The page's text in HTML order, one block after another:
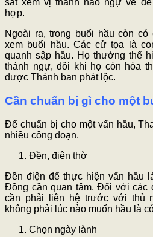
sát xem vị thánh nào ngự về
hợp.
Ngoài ra, trong buổi hầu còn
xem buổi hầu. Các cử tọa là
quanh sập hầu. Họ thường thể
thánh ngự, đôi khi họ còn hòa
được Thánh ban phát lộc.
Cần chuẩn bị gì cho một
Để chuẩn bị cho một vấn hầu,
nhiều công đoạn.
Đền, điện thờ
Đền điện để thực hiện vấn hầu
Đồng cần quan tâm. Đối với các
cần phải liên hệ trước với thủ
không phải lúc nào muốn hầu là
Chọn ngày lành